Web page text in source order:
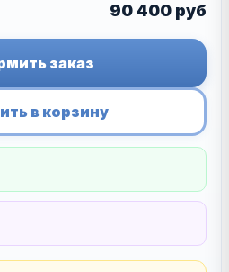
90 400 руб
заказ
в корзину